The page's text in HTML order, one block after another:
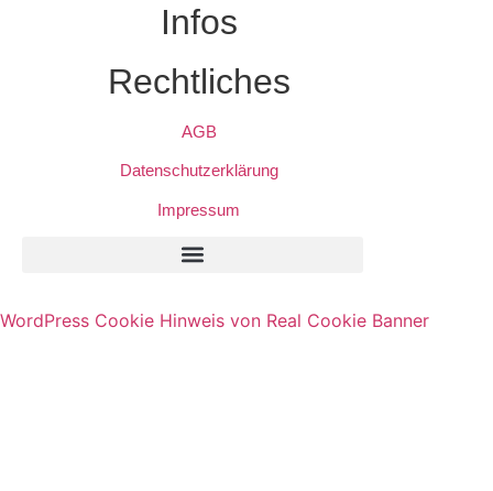
Infos
Rechtliches
AGB
Datenschutzerklärung
Impressum
WordPress Cookie Hinweis von Real Cookie Banner